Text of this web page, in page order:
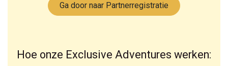
Ga door naar Partnerregistratie
Hoe onze Exclusive Adventures werken: